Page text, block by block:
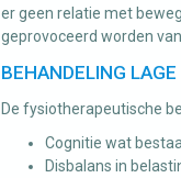
er geen relatie met
geprovoceerd worden
BEHANDELING
De fysiotherapeutische
Cognitie wat
Disbalans in